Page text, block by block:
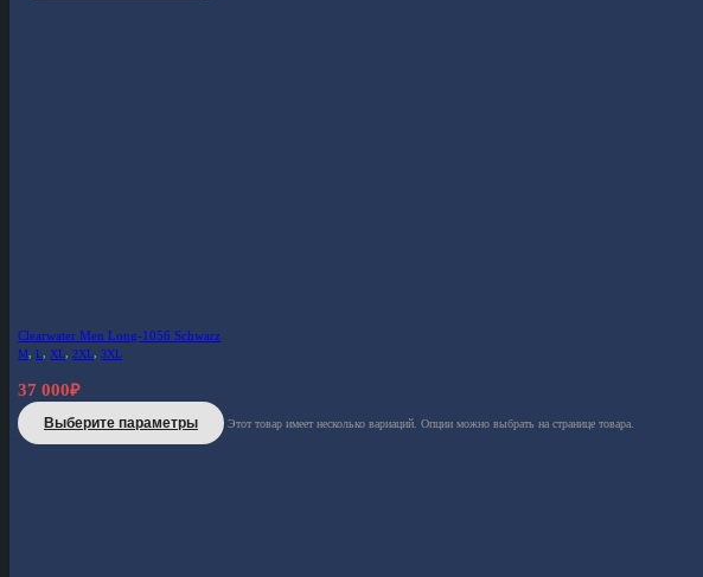
Clearwater Men Long-1056 Schwarz
M,L,XL,2XL,3XL
37 000₽
Выберите параметры Этот товар имеет несколько вариаций. Опции можно выбрать на странице товара.